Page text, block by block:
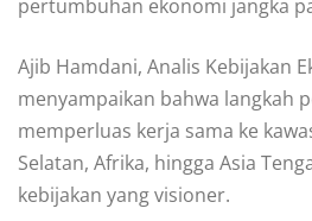
pertumbuhan ekonomi jangka
Ajib Hamdani, Analis Kebijakan
menyampaikan bahwa langkah
memperluas kerja sama ke
Selatan, Afrika, hingga Asia
kebijakan yang visioner.